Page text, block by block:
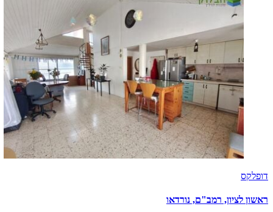
דופלקס
ראשון לציון, רמב"ם, נורדאו